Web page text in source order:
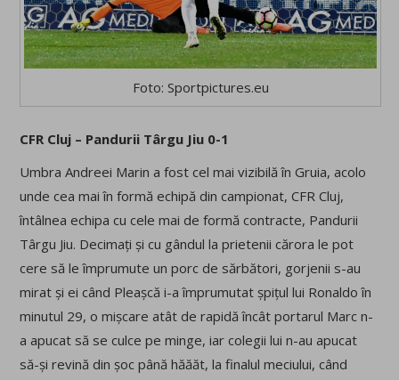
Foto: Sportpictures.eu
CFR Cluj – Pandurii Târgu Jiu 0-1
Umbra Andreei Marin a fost cel mai vizibilă în Gruia, acolo
unde cea mai în formă echipă din campionat, CFR Cluj,
întâlnea echipa cu cele mai de formă contracte, Pandurii
Târgu Jiu. Decimați și cu gândul la prietenii cărora le pot
cere să le împrumute un porc de sărbători, gorjenii s-au
mirat și ei când Pleașcă i-a împrumutat șpițul lui Ronaldo în
minutul 29, o mișcare atât de rapidă încât portarul Marc n-
a apucat să se culce pe minge, iar colegii lui n-au apucat
să-și revină din șoc până hăăăt, la finalul meciului, când